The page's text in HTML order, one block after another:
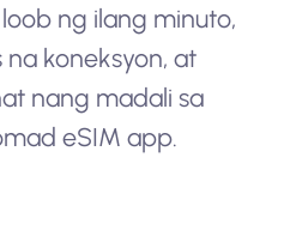
ng ilang minuto,
koneksyon, at
nang madali sa
eSIM app.